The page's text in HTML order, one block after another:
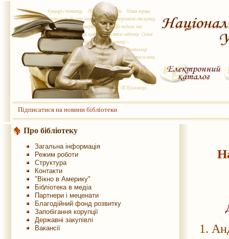
Підписатися на новини бібліотеки
Про бібліотеку
Загальна інформація
Режим роботи
Структура
Контакти
"Вікно в Америку"
Бібліотека в медіа
Партнери і меценати
Благодійний фонд розвитку
Запобігання корупції
Державні закупівлі
Вакансії
1.